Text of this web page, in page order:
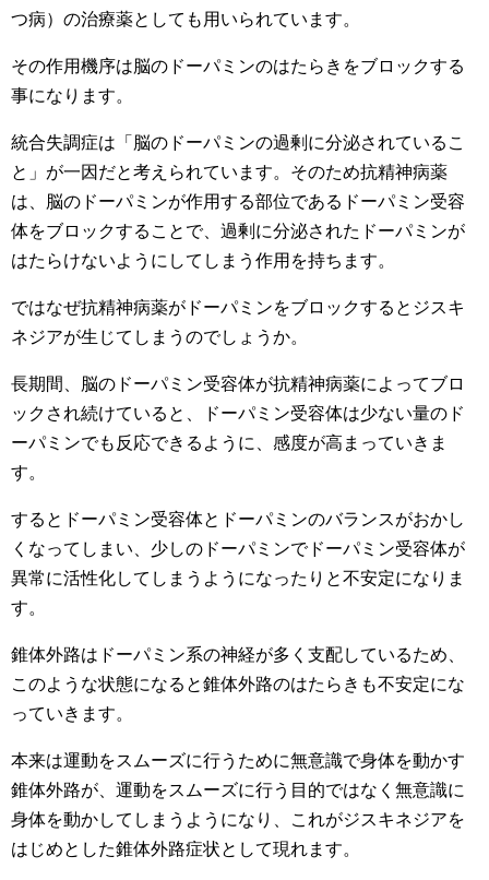
つ病）の治療薬としても用いられています。
その作用機序は脳のドーパミンのはたらきをブロックする
事になります。
統合失調症は「脳のドーパミンの過剰に分泌されているこ
と」が一因だと考えられています。そのため抗精神病薬
は、脳のドーパミンが作用する部位であるドーパミン受容
体をブロックすることで、過剰に分泌されたドーパミンが
はたらけないようにしてしまう作用を持ちます。
ではなぜ抗精神病薬がドーパミンをブロックするとジスキ
ネジアが生じてしまうのでしょうか。
長期間、脳のドーパミン受容体が抗精神病薬によってブロ
ックされ続けていると、ドーパミン受容体は少ない量のド
ーパミンでも反応できるように、感度が高まっていきま
す。
するとドーパミン受容体とドーパミンのバランスがおかし
くなってしまい、少しのドーパミンでドーパミン受容体が
異常に活性化してしまうようになったりと不安定になりま
す。
錐体外路はドーパミン系の神経が多く支配しているため、
このような状態になると錐体外路のはたらきも不安定にな
っていきます。
本来は運動をスムーズに行うために無意識で身体を動かす
錐体外路が、運動をスムーズに行う目的ではなく無意識に
身体を動かしてしまうようになり、これがジスキネジアを
はじめとした錐体外路症状として現れます。